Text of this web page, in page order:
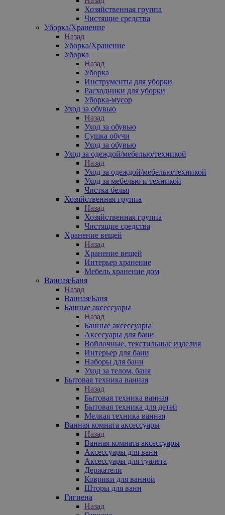
Хозяйственная группа
Чистящие средства
Уборка/Хранение
Назад
Уборка/Хранение
Уборка
Назад
Уборка
Инструменты для уборки
Расходники для уборки
Уборка-мусор
Уход за обувью
Назад
Уход за обувью
Сушка обучи
Уход за обувью
Уход за одеждой/мебелью/техникой
Назад
Уход за одеждой/мебелью/техникой
Уход за мебелью и техникой
Чистка белья
Хозяйственная группа
Назад
Хозяйственная группа
Чистящие средства
Хранение вещей
Назад
Хранение вещей
Интерьер хранение
Мебель хранение дом
Ванная/Баня
Назад
Ванная/Баня
Банные аксессуары
Назад
Банные аксессуары
Аксесуары для бани
Войлочные, текстильные изделия
Интерьер для бани
Наборы для бани
Уход за телом, баня
Бытовая техника ванная
Назад
Бытовая техника ванная
Бытовая техника для детей
Мелкая техника ванная
Ванная комната аксессуары
Назад
Ванная комната аксессуары
Аксессуары для ванн
Аксессуары для туалета
Держатели
Коврики для ванной
Шторы для ванн
Гигиена
Назад